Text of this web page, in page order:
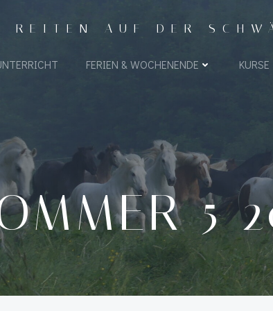
AUF DER
FERIEN & WOCHENENDE KURSE
5